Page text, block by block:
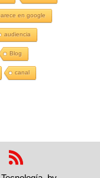
en google
audiencia
Blog
canal